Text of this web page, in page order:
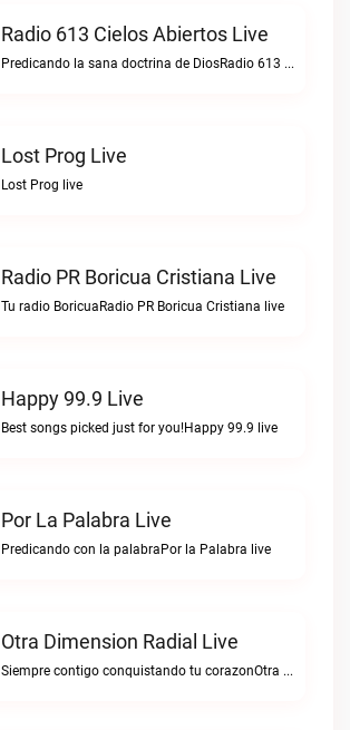
Radio 613 Cielos Abiertos Live
Predicando la sana doctrina de DiosRadio 613 Cielos Abiertos live
Lost Prog Live
Lost Prog live
Radio PR Boricua Cristiana Live
Tu radio BoricuaRadio PR Boricua Cristiana live
Happy 99.9 Live
Best songs picked just for you!Happy 99.9 live
Por La Palabra Live
Predicando con la palabraPor la Palabra live
Otra Dimension Radial Live
Siempre contigo conquistando tu corazonOtra Dimension Radial live